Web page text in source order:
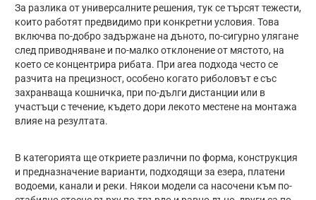
За разлика от универсалните решения, тук се търсят тежести,
които работят предвидимо при конкретни условия. Това
включва по-добро задържане на дъното, по-сигурно улягане
след приводняване и по-малко отклонение от мястото, на
което се концентрира рибата. При area подхода често се
разчита на прецизност, особено когато риболовът е със
захранваща кошничка, при по-дълги дистанции или в
участъци с течение, където дори лекото местене на монтажа
влияе на резултата.
В категорията ще откриете различни по форма, конструкция
и предназначение варианти, подходящи за езера, платени
водоеми, канали и реки. Някои модели са насочени към по-